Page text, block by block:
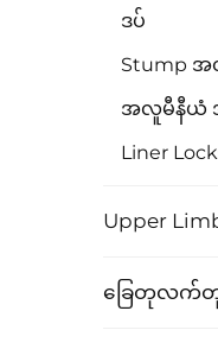
ဒပ်
Stump
အလူမီနီယံ အ
Liner
Upper
ခြေတုလက်တု